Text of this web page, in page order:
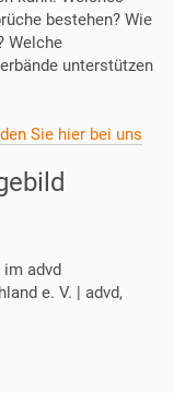
bestehen? Wie
Welche
unterstützen
Sie hier bei uns
advd
e. V. | advd,